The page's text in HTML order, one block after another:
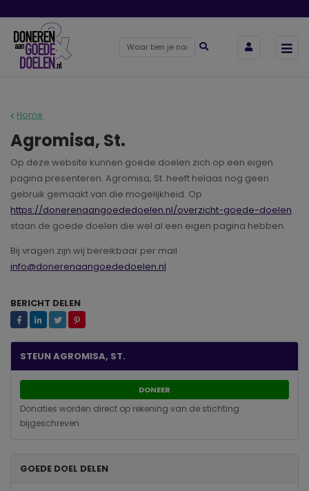
Home
Agromisa, St.
Op deze website kunnen goede doelen zich op een eigen
pagina presenteren. Agromisa, St. heeft helaas nog geen
gebruik gemaakt van die mogelijkheid. Op
https://donerenaangoededoelen.nl/overzicht-goede-doelen
staan de goede doelen die wel al een eigen pagina hebben.
Bij vragen zijn wij bereikbaar per mail
info@donerenaangoededoelen.nl
BERICHT DELEN
STEUN AGROMISA, ST.
DONEER
Donaties worden direct op rekening van de stichting
bijgeschreven
GOEDE DOEL DELEN